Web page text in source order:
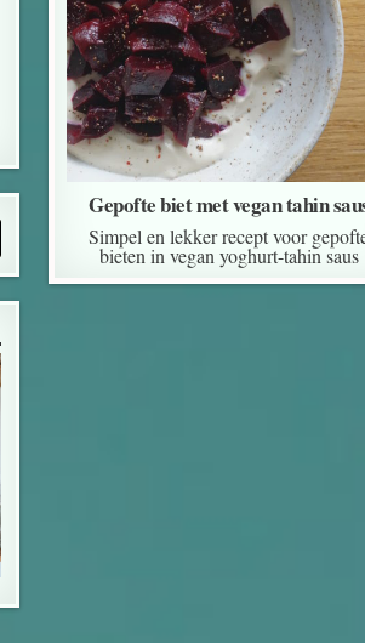
Gepofte biet met vegan tahin
Simpel en lekker recept voor
bieten in vegan yoghurt-tahin saus